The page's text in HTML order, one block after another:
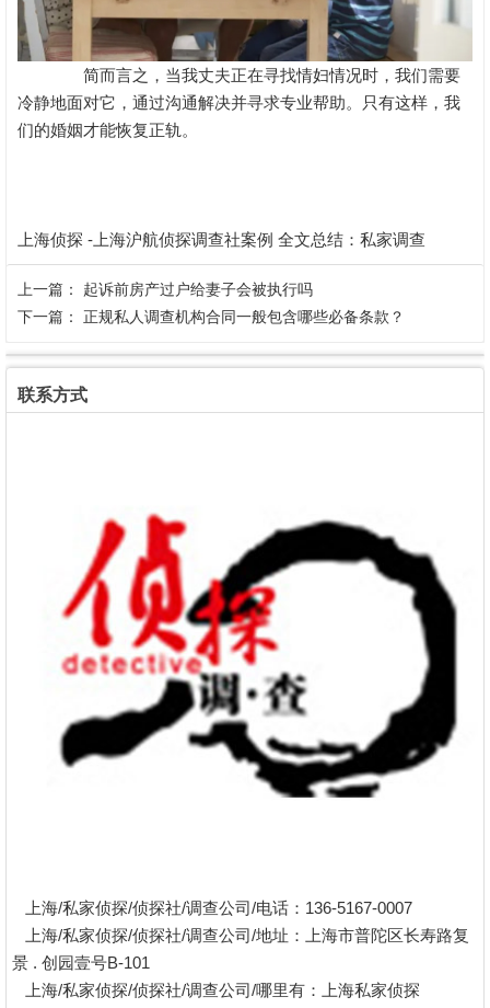
简而言之，当我丈夫正在寻找情妇情况时，我们需要
冷静地面对它，通过沟通解决并寻求专业帮助。只有这样，我
们的婚姻才能恢复正轨。
上海侦探 -上海沪航侦探调查社案例 全文总结： 私家调查
上一篇： 起诉前房产过户给妻子会被执行吗
下一篇： 正规私人调查机构合同一般包含哪些必备条款？
联系方式
上海/私家侦探/侦探社/调查公司/电话：136-5167-0007
上海/私家侦探/侦探社/调查公司/地址：上海市普陀区长寿路复
景 . 创园壹号B-101
上海/私家侦探/侦探社/调查公司/哪里有：上海私家侦探